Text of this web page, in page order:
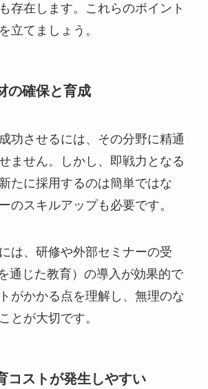
存在します。これらのポイント
立てましょう。
の確保と育成
功させるには、その分野に精通
ません。しかし、即戦力となる
たに採用するのは簡単ではな
のスキルアップも必要です。
は、研修や外部セミナーの受
通じた教育）の導入が効果的で
がかかる点を理解し、無理のな
とが大切です。
コストが発生しやすい